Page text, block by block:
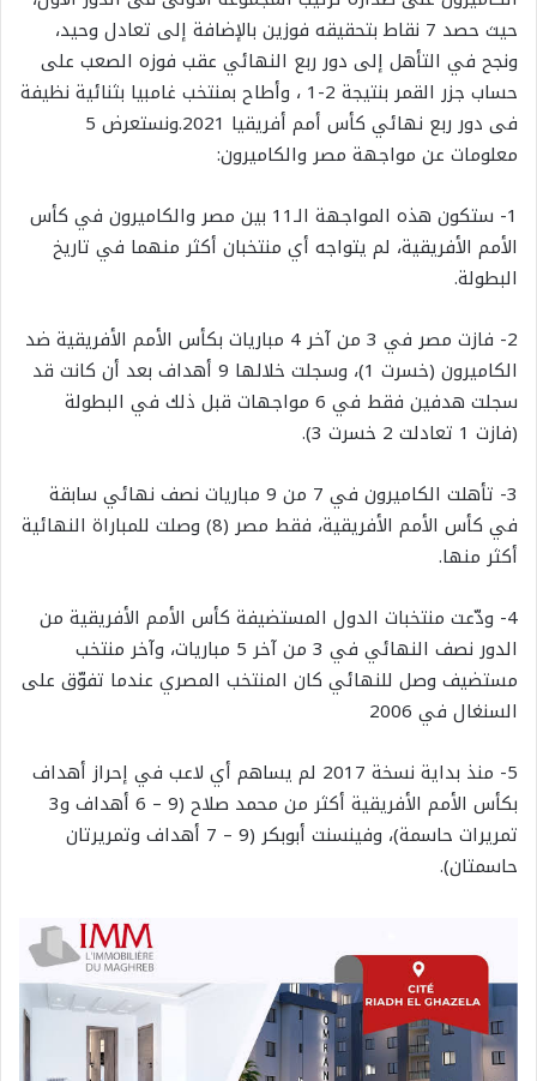
حيث حصد 7 نقاط بتحقيقه فوزين بالإضافة إلى تعادل وحيد،
ونجح في التأهل إلى دور ربع النهائي عقب فوزه الصعب على
حساب جزر القمر بنتيجة 2-1 ، وأطاح بمنتخب غامبيا بثنائية نظيفة
فى دور ربع نهائي كأس أمم أفريقيا 2021.ونستعرض 5
معلومات عن مواجهة مصر والكاميرون:
1- ستكون هذه المواجهة الـ11 بين مصر والكاميرون في كأس
الأمم الأفريقية، لم يتواجه أي منتخبان أكثر منهما في تاريخ
البطولة.
2- فازت مصر في 3 من آخر 4 مباريات بكأس الأمم الأفريقية ضد
الكاميرون (خسرت 1)، وسجلت خلالها 9 أهداف بعد أن كانت قد
سجلت هدفين فقط في 6 مواجهات قبل ذلك في البطولة
(فازت 1 تعادلت 2 خسرت 3).
3- تأهلت الكاميرون في 7 من 9 مباريات نصف نهائي سابقة
في كأس الأمم الأفريقية، فقط مصر (8) وصلت للمباراة النهائية
أكثر منها.
4- ودّعت منتخبات الدول المستضيفة كأس الأمم الأفريقية من
الدور نصف النهائي في 3 من آخر 5 مباريات، وآخر منتخب
مستضيف وصل للنهائي كان المنتخب المصري عندما تفوّق على
السنغال في 2006
5- منذ بداية نسخة 2017 لم يساهم أي لاعب في إحراز أهداف
بكأس الأمم الأفريقية أكثر من محمد صلاح (9 – 6 أهداف و3
تمريرات حاسمة)، وفينسنت أبوبكر (9 – 7 أهداف وتمريرتان
حاسمتان).